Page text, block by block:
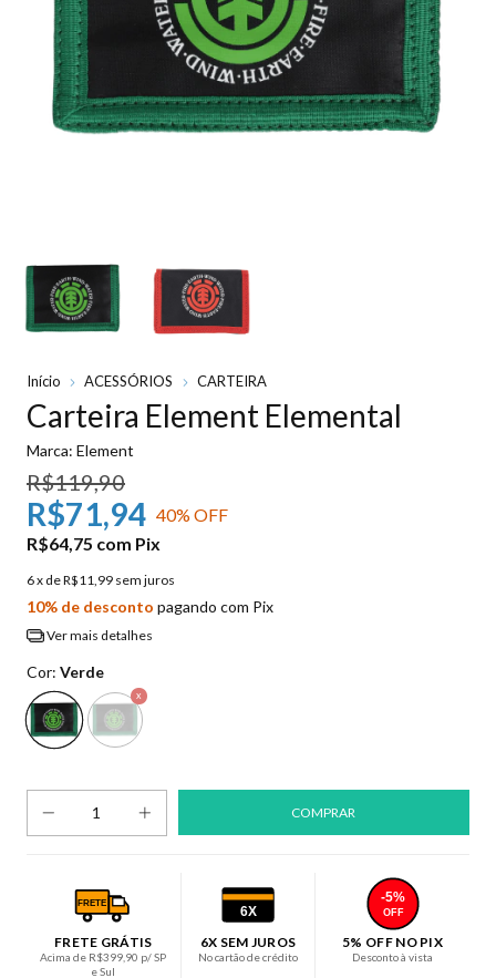
Início ACESSÓRIOS CARTEIRA
Carteira Element Elemental
Marca: Element
R$119,90
R$71,94 40% OFF
R$64,75 com Pix
6x deR$11,99 sem juros
10% de desconto pagando com Pix
Ver mais detalhes
Cor: Verde
FRETE
FRETE GRÁTIS
Acima de R$399,90 p/ SP
e Sul
6X
6X SEM JUROS
No cartão de crédito
-5%
OFF
5% OFF NO PIX
Desconto à vista